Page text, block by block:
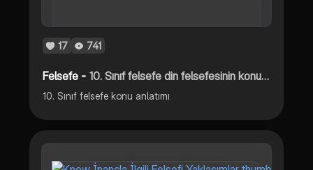
17 741
Felsefe - 10. Sınıf felsefe din felsefesinin konusu
10. Sınıf felsefe konu anlatımı